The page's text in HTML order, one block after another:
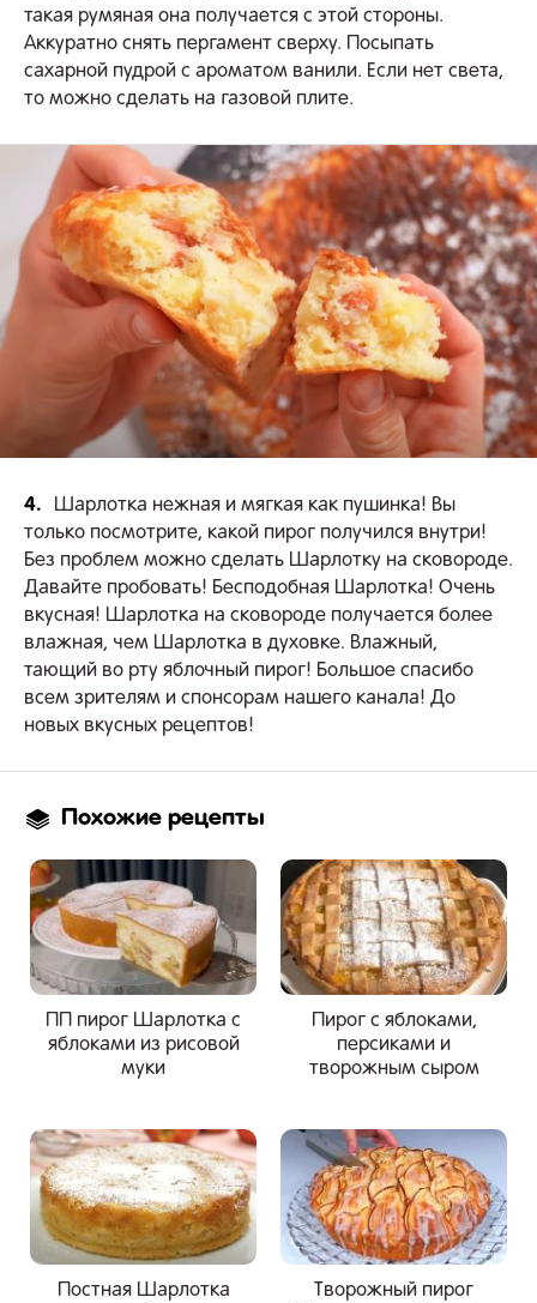
такая румяная она получается с этой стороны.
Аккуратно снять пергамент сверху. Посыпать
сахарной пудрой с ароматом ванили. Если нет света,
то можно сделать на газовой плите.
4.
Шарлотка нежная и мягкая как пушинка! Вы
только посмотрите, какой пирог получился внутри!
Без проблем можно сделать Шарлотку на сковороде.
Давайте пробовать! Бесподобная Шарлотка! Очень
вкусная! Шарлотка на сковороде получается более
влажная, чем Шарлотка в духовке. Влажный,
тающий во рту яблочный пирог! Большое спасибо
всем зрителям и спонсорам нашего канала! До
новых вкусных рецептов!
Похожие рецепты
ПП пирог Шарлотка с
яблоками из рисовой
муки
Пирог с яблоками,
персиками и
творожным сыром
Постная Шарлотка
Творожный пирог